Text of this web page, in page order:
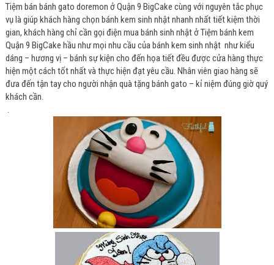
Tiệm bán bánh gato doremon ở Quận 9 BigCake cùng với nguyên tắc phục
vụ là giúp khách hàng chọn bánh kem sinh nhật nhanh nhất tiết kiệm thời
gian, khách hàng chỉ cần gọi điện mua bánh sinh nhật ở Tiệm bánh kem
Quận 9 BigCake hầu như mọi nhu cầu của bánh kem sinh nhật như kiểu
dáng – hương vị – bánh sự kiện cho đến họa tiết đều được cửa hàng thực
hiện một cách tốt nhất và thực hiện đạt yêu cầu. Nhân viên giao hàng sẽ
đưa đến tận tay cho người nhận quà tặng bánh gato – kỉ niệm đúng giờ quý
khách cần.